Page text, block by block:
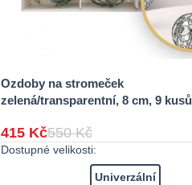
Ozdoby na stromeček
zelená/transparentní, 8 cm, 9 kusů
415 Kč550 Kč
Dostupné velikosti:
Univerzální